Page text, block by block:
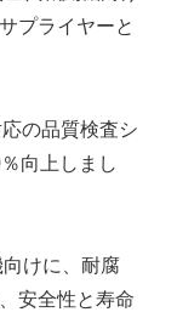
プライヤーと
の品質検査シ
向上しまし
けに、耐腐
安全性と寿命